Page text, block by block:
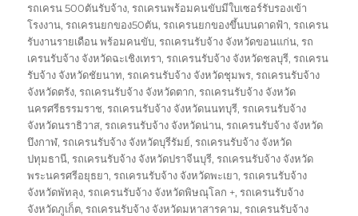
รถเครน 500ตันรับจ้าง,รถเครนพร้อมคนขับมีใบเซอร์รับรองเข้า
โรงงาน,รถเครนยกของ50ตัน,รถเครนยกของขึ้นบนดาดฟ้า,รถเครน
รับงานรายเดือน พร้อมคนขับ,รถเครนรับจ้าง จังหวัดขอนแก่น,รถ
เครนรับจ้าง จังหวัดฉะเชิงเทรา,รถเครนรับจ้าง จังหวัดชลบุรี,รถเครน
รับจ้าง จังหวัดชัยนาท,รถเครนรับจ้าง จังหวัดชุมพร,รถเครนรับจ้าง
จังหวัดตรัง,รถเครนรับจ้าง จังหวัดตาก,รถเครนรับจ้าง จังหวัด
นครศรีธรรมราช,รถเครนรับจ้าง จังหวัดนนทบุรี,รถเครนรับจ้าง
จังหวัดนราธิวาส,รถเครนรับจ้าง จังหวัดน่าน,รถเครนรับจ้าง จังหวัด
บึงกาฬ,รถเครนรับจ้าง จังหวัดบุรีรัมย์,รถเครนรับจ้าง จังหวัด
ปทุมธานี,รถเครนรับจ้าง จังหวัดปราจีนบุรี,รถเครนรับจ้าง จังหวัด
พระนครศรีอยุธยา,รถเครนรับจ้าง จังหวัดพะเยา,รถเครนรับจ้าง
จังหวัดพัทลุง,รถเครนรับจ้าง จังหวัดพิษณุโลก +,รถเครนรับจ้าง
จังหวัดภูเก็ต,รถเครนรับจ้าง จังหวัดมหาสารคาม,รถเครนรับจ้าง